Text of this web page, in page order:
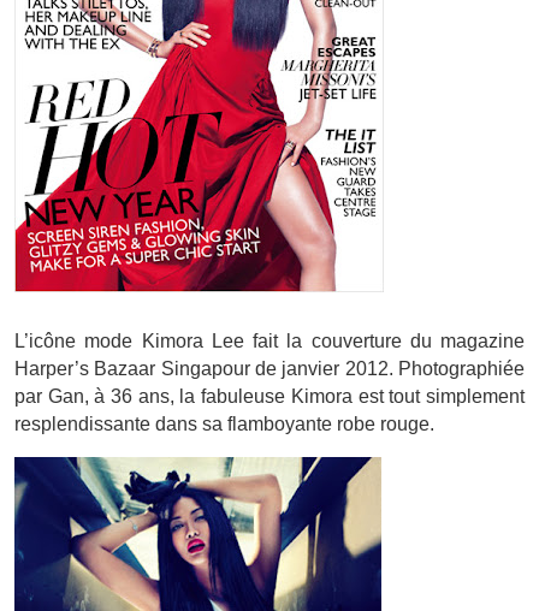
L’icône mode Kimora Lee fait la couverture du magazine
Harper’s Bazaar Singapour de janvier 2012. Photographiée
par Gan, à 36 ans, la fabuleuse Kimora est tout simplement
resplendissante dans sa flamboyante robe rouge.